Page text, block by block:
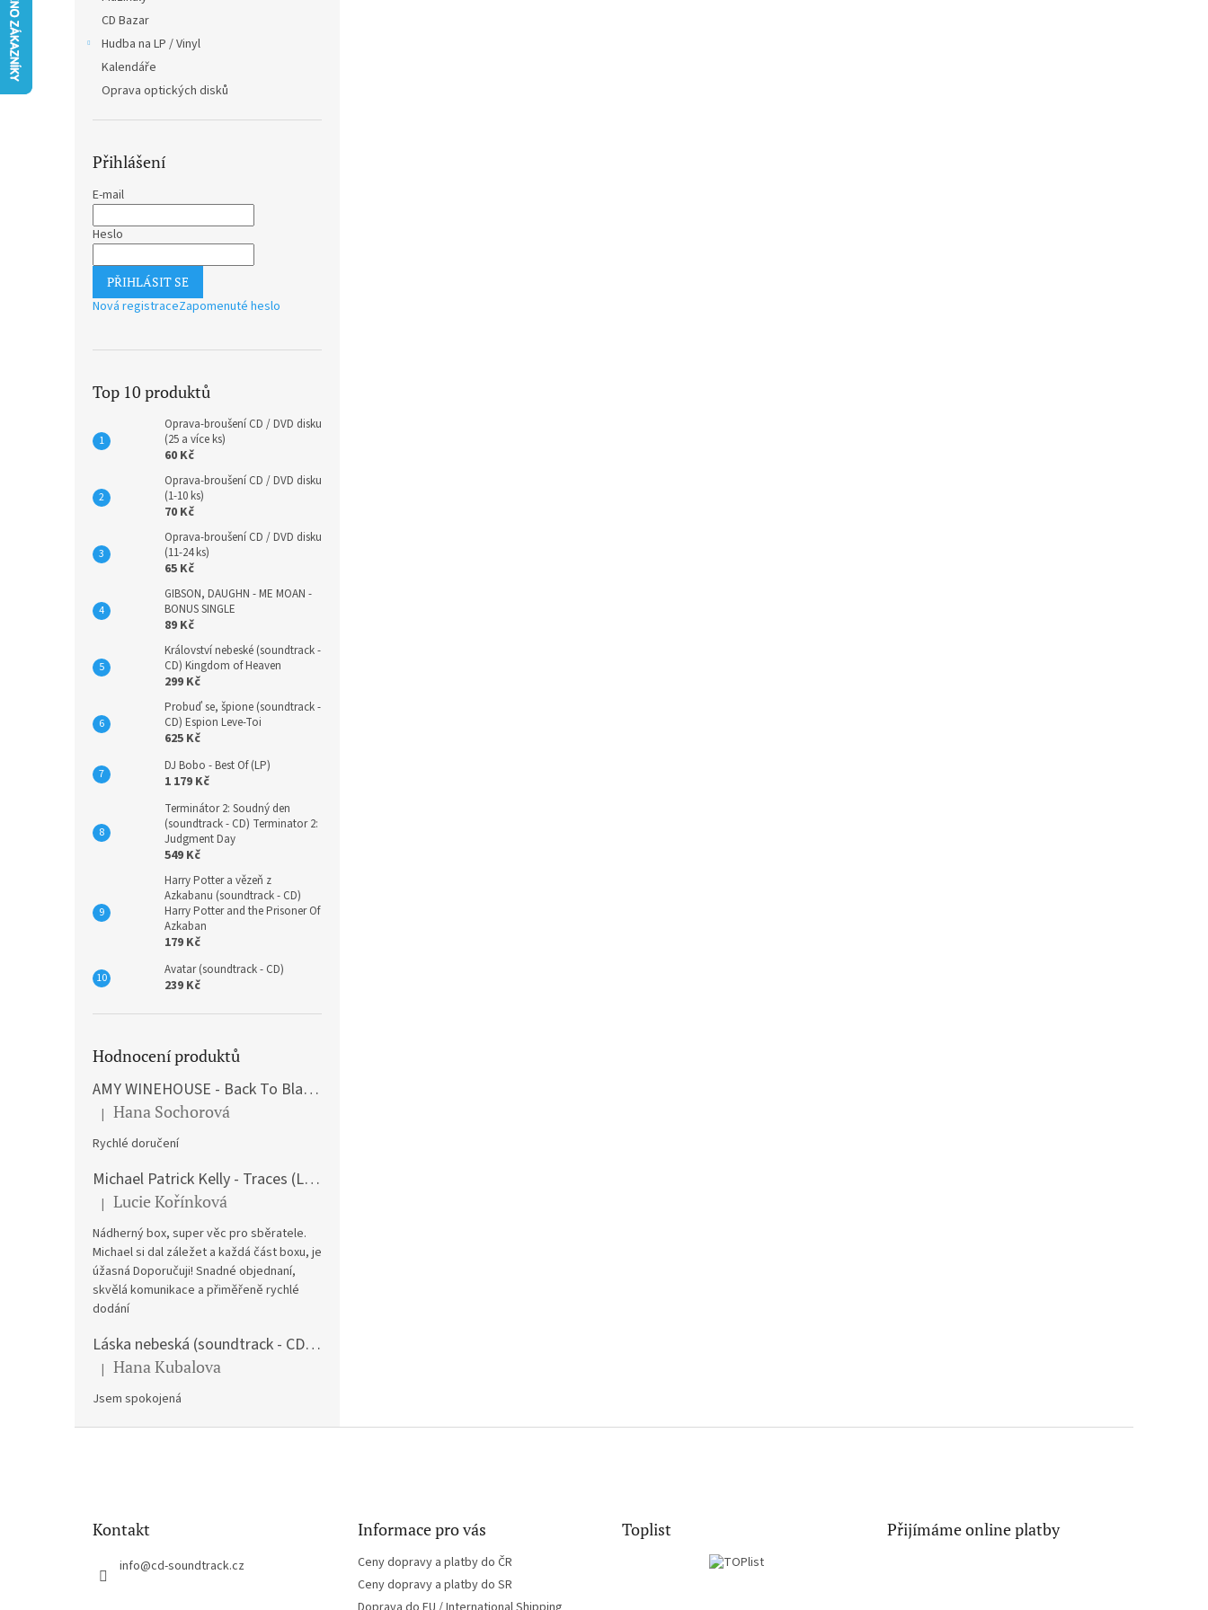
CD Bazar
Hudba na LP / Vinyl
Kalendáře
Oprava optických disků
Přihlášení
E-mail
Heslo
PŘIHLÁSIT SE
Nová registraceZapomenuté heslo
Top 10 produktů
Oprava-broušení CD / DVD disku
(25 a více ks)
60 Kč
Oprava-broušení CD / DVD disku
(1-10 ks)
70 Kč
Oprava-broušení CD / DVD disku
(11-24 ks)
65 Kč
GIBSON, DAUGHN - ME MOAN -
BONUS SINGLE
89 Kč
Království nebeské (soundtrack -
CD) Kingdom of Heaven
299 Kč
Probuď se, špione (soundtrack -
CD) Espion Leve-Toi
625 Kč
DJ Bobo - Best Of (LP)
1 179 Kč
Terminátor 2: Soudný den
(soundtrack - CD) Terminator 2:
Judgment Day
549 Kč
Harry Potter a vězeň z
Azkabanu (soundtrack - CD)
Harry Potter and the Prisoner Of
Azkaban
179 Kč
Avatar (soundtrack - CD)
239 Kč
Hodnocení produktů
AMY WINEHOUSE - Back To Black (LP)
Hodnocení produktu je 5 z 5 hvězdiček.
| Hana Sochorová
Rychlé doručení
Michael Patrick Kelly - Traces (Limited Edition) (Premium Box-Set) (LP)
Hodnocení produktu je 5 z 5 hvězdiček.
| Lucie Kořínková
Nádherný box, super věc pro sběratele.
Michael si dal záležet a každá část boxu, je
úžasná Doporučuji! Snadné objednaní,
skvělá komunikace a přiměřeně rychlé
dodání
Láska nebeská (soundtrack - CD) Love Actually
Hodnocení produktu je 5 z 5 hvězdiček.
| Hana Kubalova
Jsem spokojená
Kontakt
info@cd-soundtrack.cz
Informace pro vás
Ceny dopravy a platby do ČR
Ceny dopravy a platby do SR
Toplist Přijímáme online platby